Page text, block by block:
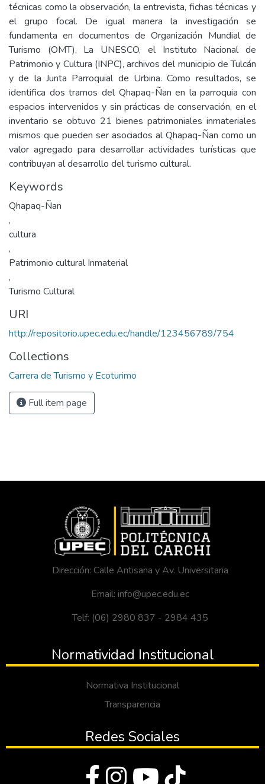
técnicas como la observación, la entrevista, fichas técnicas y
el grupo focal. De igual manera la investigación se
fundamenta en documentos de Organización Mundial de
Turismo (OMT), La UNESCO, el Instituto Nacional de
Patrimonio y Cultura (INPC), archivos del municipio de Tulcán
y de la Junta Parroquial de Urbina. Como resultados, se
identifica dos tramos del Qhapaq-Ñan en la parroquia con
espacios intervenidos y sin prácticas de conservación, en el
inventario se obtuvo 21 bienes patrimoniales inmateriales
mismos que pueden ser asociados al Qhapaq-Ñan como un
valor agregado para desarrollar actividades turísticas que
contribuyan al desarrollo del turismo cultural.
Keywords
Qhapaq-Ñan
,
cultura
,
Patrimonio cultural Inmaterial
,
Turismo Cultural
URI
http://repositorio.upec.edu.ec/handle/123456789/754
Collections
Carrera de Turismo y Ecoturimo
Full item page
Dirección: Calle Antisana y Av. Universitaria
Email: info@upec.edu.ec
Telf: (06) 2980 837 - 2984 435
Normatividad Institucional
Normativa Institucional
Transparencia
Redes Sociales